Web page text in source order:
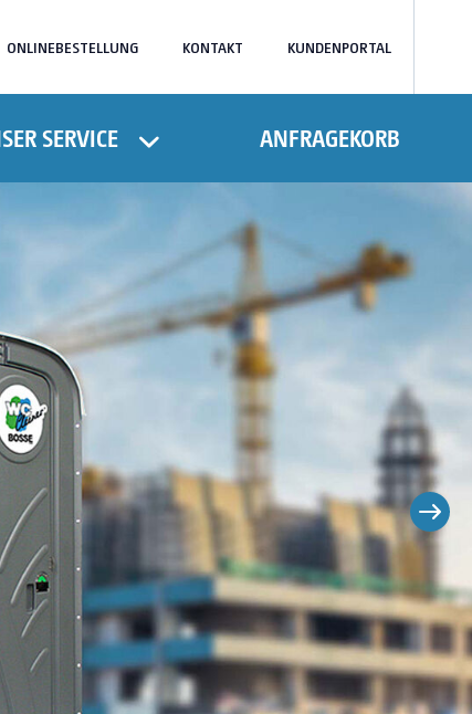
ONLINEBESTELLUNG KONTAKT KUNDENPORTAL
SERVICE ANFRAGEKORB